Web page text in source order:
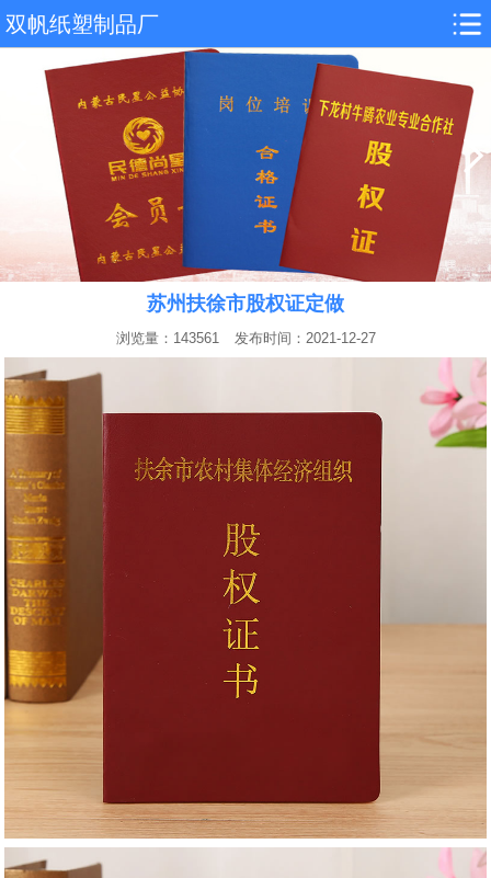
双帆纸塑制品厂
苏州扶徐市股权证定做
浏览量：143561 发布时间：2021-12-27